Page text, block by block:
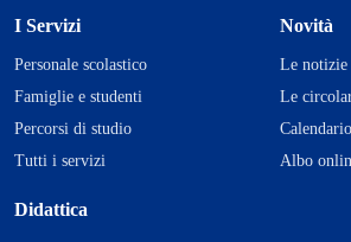
I Servizi
Personale scolastico
Famiglie e studenti
Percorsi di studio
Tutti i servizi
Didattica
Novità
Le notizie
Le
Albo